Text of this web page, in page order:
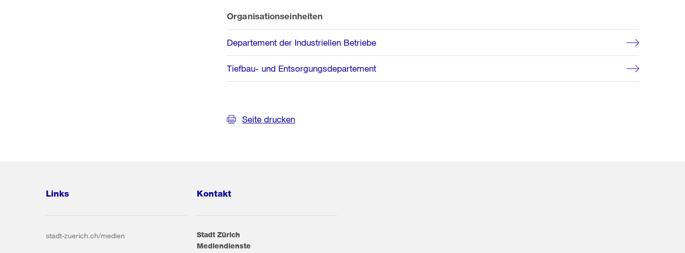
Organisationseinheiten
Departement der Industriellen Betriebe
Tiefbau- und Entsorgungsdepartement
Seite drucken
Links
stadt-zuerich.ch/medien
Kontakt
Stadt Zürich
Mediendienste